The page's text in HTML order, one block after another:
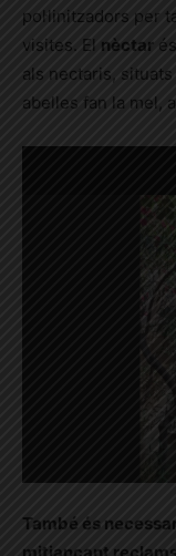
pol·linitzadors per
visites. El nèctar
als nectaris,
abelles fan la mel,
També és